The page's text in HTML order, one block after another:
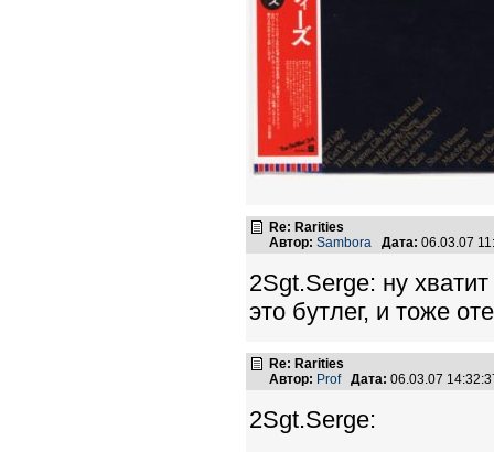
Re: Rarities
Автор: Sambora Дата: 06.03.07
2Sgt.Serge: ну
это бутлег, и тоже
Re: Rarities
Автор: Prof Дата: 06.03.07
2Sgt.Serge: